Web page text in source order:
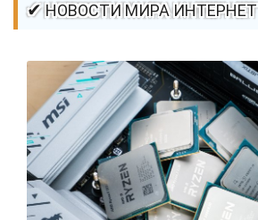
✔ НОВОСТИ МИРА ИНТЕРНЕТ